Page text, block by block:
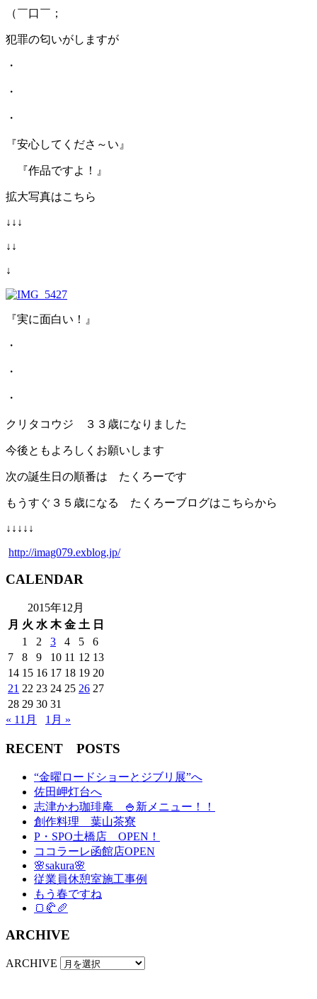
（￣口￣；
犯罪の匂いがしますが
・
・
・
『安心してくださ～い』
『作品ですよ！』
拡大写真はこちら
↓↓↓
↓↓
↓
『実に面白い！』
・
・
・
クリタコウジ ３３歳になりました
今後ともよろしくお願いします
次の誕生日の順番は たくろーです
もうすぐ３５歳になる たくろーブログはこちらから
↓↓↓↓↓
http://imag079.exblog.jp/
CALENDAR
2015年12月
月 火 水 木 金 土 日
1
2 3 4 5
6
7
8 9 10 11 12 13
14 15 16 17 18 19 20
21 22 23 24 25 26 27
28 29 30 31
« 11月
1月 »
RECENT POSTS
“金曜ロードショーとジブリ展”へ
佐田岬灯台へ
志津かわ珈琲庵 🍚新メニュー！！
創作料理 葉山茶寮
P・SPO土橋店 OPEN！
ココラーレ函館店OPEN
🌸sakura🌸
従業員休憩室施工事例
もう春ですね
🍞🥐🥖
ARCHIVE
ARCHIVE